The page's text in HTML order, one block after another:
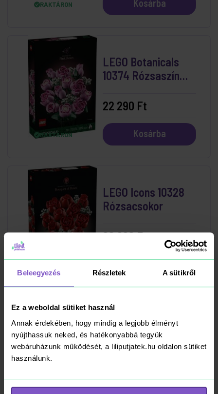
Beleegyezés Részletek A sütikről
Ez a weboldal sütiket használ
Annak érdekében, hogy mindig a legjobb élményt
nyújthassuk neked, és hatékonyabbá tegyük
webáruházunk működését, a liliputjatek.hu oldalon sütiket
használunk.
RAKTÁRON Kosárba
RAKTÁRON
LEGO Botanicals
10374 Rózsaszín
22 290 Ft
Kosárba
LEGO Icons 10328
Rózsacsokor
20 990 Ft
Kosárba
LEGO Botanicals
10280 Virágcsokor